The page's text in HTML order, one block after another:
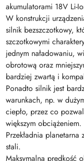
akumulatorami 18V Li-
W konstrukcji
silnik bezszczotkowy,
szczotkowymi
jednym naładowaniu,
obrotową oraz
bardziej zwartą i
Ponadto silnik jest
warunkach, np. w
ciepło, przez co
większym obciążeniem.
Przekładnia planetarna
stali.
Maksymalna prędkość